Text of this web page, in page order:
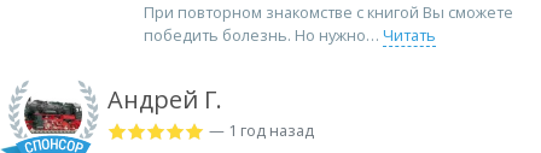
При повторном знакомстве с книгой Вы сможете
победить болезнь. Но нужно
Читать
Андрей Г.
— 1 год назад